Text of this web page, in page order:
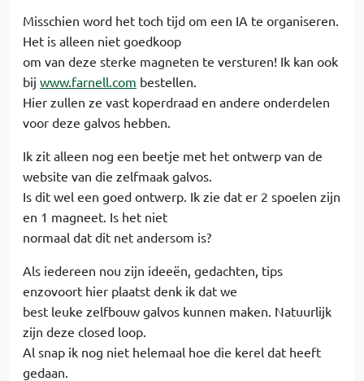
Misschien word het toch tijd om een IA te organiseren.
Het is alleen niet goedkoop
om van deze sterke magneten te versturen! Ik kan ook
bij www.farnell.com bestellen.
Hier zullen ze vast koperdraad en andere onderdelen
voor deze galvos hebben.
Ik zit alleen nog een beetje met het ontwerp van de
website van die zelfmaak galvos.
Is dit wel een goed ontwerp. Ik zie dat er 2 spoelen zijn
en 1 magneet. Is het niet
normaal dat dit net andersom is?
Als iedereen nou zijn ideeën, gedachten, tips
enzovoort hier plaatst denk ik dat we
best leuke zelfbouw galvos kunnen maken. Natuurlijk
zijn deze closed loop.
Al snap ik nog niet helemaal hoe die kerel dat heeft
gedaan.